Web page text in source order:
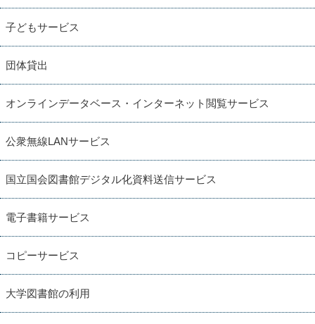
子どもサービス
団体貸出
オンラインデータベース・インターネット閲覧サービス
公衆無線LANサービス
国立国会図書館デジタル化資料送信サービス
電子書籍サービス
コピーサービス
大学図書館の利用